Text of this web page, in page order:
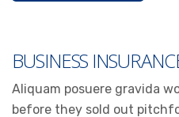
BUSINESS
Aliquam posuere gravida
before they sold out